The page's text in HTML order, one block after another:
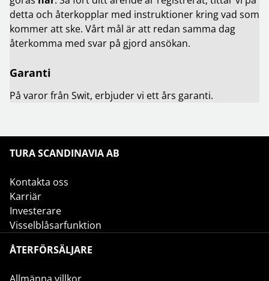
detta och återkopplar med instruktioner kring vad som
kommer att ske. Vårt mål är att redan samma dag
återkomma med svar på gjord ansökan.
Garanti
På varor från Swit, erbjuder vi ett års garanti.
TURA SCANDINAVIA AB
Kontakta oss
Karriär
Investerare
Visselblåsarfunktion
ÅTERFÖRSÄLJARE